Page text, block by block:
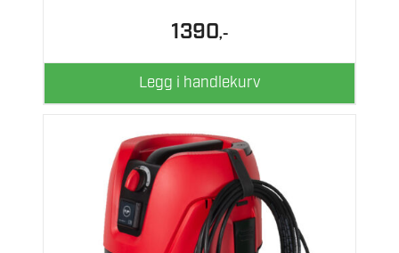
1390,-
Legg i handlekurv